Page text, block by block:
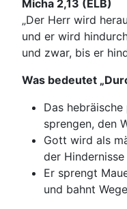
Micha 2,13 (ELB)
„Der Herr wird
und er wird
und zwar, bis er
Was bedeutet
Das hebräische
sprengen, den
Gott wird als
der
Er sprengt
und bahnt